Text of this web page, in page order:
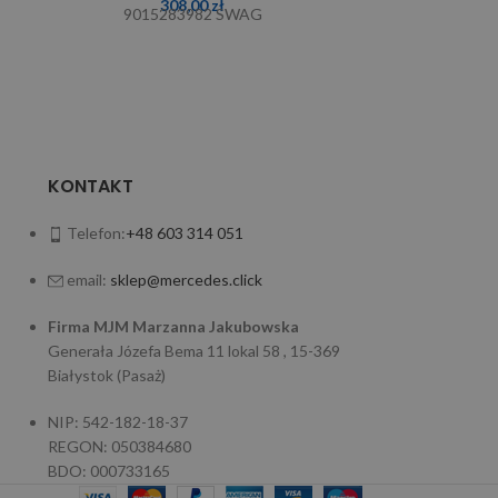
308,00zł
9015283982 SWAG
KONTAKT
Telefon:+48 603 314 051
email: sklep@mercedes.click
Firma MJM Marzanna Jakubowska
Generała Józefa Bema 11 lokal 58 , 15-369
Białystok (Pasaż)
NIP: 542-182-18-37
REGON: 050384680
BDO: 000733165